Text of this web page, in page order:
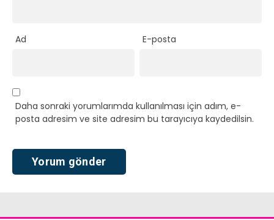
Ad E-posta
Daha sonraki yorumlarımda kullanılması için adım, e-
posta adresim ve site adresim bu tarayıcıya kaydedilsin.